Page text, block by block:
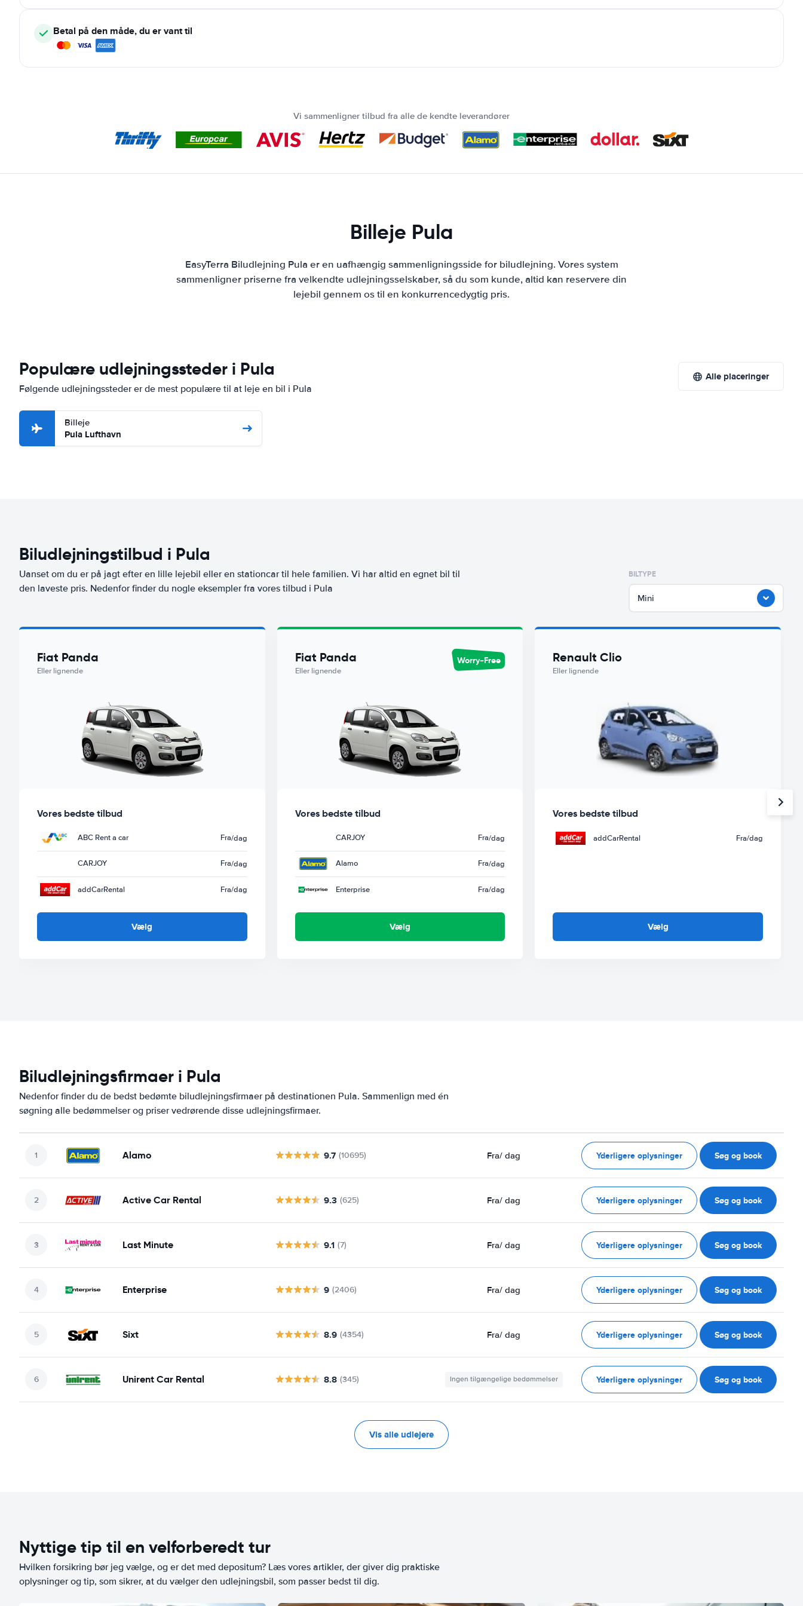
Betal på den måde, du er vant til
Vi sammenligner tilbud fra alle de kendte leverandører
Billeje Pula
EasyTerra Biludlejning Pula er en uafhængig sammenligningsside for biludlejning. Vores system
sammenligner priserne fra velkendte udlejningsselskaber, så du som kunde, altid kan reservere din
lejebil gennem os til en konkurrencedygtig pris.
Populære udlejningssteder i Pula
Følgende udlejningssteder er de mest populære til at leje en bil i Pula
Alle placeringer
Billeje
Pula Lufthavn
Biludlejningstilbud i Pula
Uanset om du er på jagt efter en lille lejebil eller en stationcar til hele familien. Vi har altid en egnet bil til
den laveste pris. Nedenfor finder du nogle eksempler fra vores tilbud i Pula
BILTYPE
Mini
Fiat Panda
Eller lignende
Vores bedste tilbud
ABC Rent a car Fra/dag
CARJOY Fra/dag
addCarRental Fra/dag
Vælg
Fiat Panda
Eller lignende
Worry-Free
Vores bedste tilbud
CARJOY Fra/dag
Alamo Fra/dag
Enterprise Fra/dag
Vælg
Renault Clio
Eller lignende
Vores bedste tilbud
addCarRental Fra/dag
Vælg
Biludlejningsfirmaer i Pula
Nedenfor finder du de bedst bedømte biludlejningsfirmaer på destinationen Pula. Sammenlign med én
søgning alle bedømmelser og priser vedrørende disse udlejningsfirmaer.
Alamo 9.7 (10695) Fra/ dag Yderligere oplysninger Søg og book
Active Car Rental 9.3 (625) Fra/ dag Yderligere oplysninger Søg og book
Last Minute 9.1 (7) Fra/ dag Yderligere oplysninger Søg og book
Enterprise 9 (2406) Fra/ dag Yderligere oplysninger Søg og book
Sixt 8.9 (4354) Fra/ dag Yderligere oplysninger Søg og book
Unirent Car Rental 8.8 (345) Ingen tilgængelige bedømmelser Yderligere oplysninger Søg og book
Vis alle udlejere
Nyttige tip til en velforberedt tur
Hvilken forsikring bør jeg vælge, og er det med depositum? Læs vores artikler, der giver dig praktiske
oplysninger og tip, som sikrer, at du vælger den udlejningsbil, som passer bedst til dig.